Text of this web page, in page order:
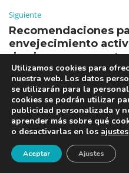
Siguiente
Recomendaciones
envejecimiento
de planes y
¡Newsletter!
Utilizamos cookies para
nuestra web. Los datos
se utilizarán para la
cookies se podrán utilizar
publicidad personalizada y
aprender más sobre qué
o desactivarlas en los ajustes
Aceptar Ajustes